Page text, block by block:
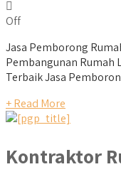
Off
Jasa Pemborong
Pembangunan Rumah
Terbaik Jasa
+ Read More
Kontraktor